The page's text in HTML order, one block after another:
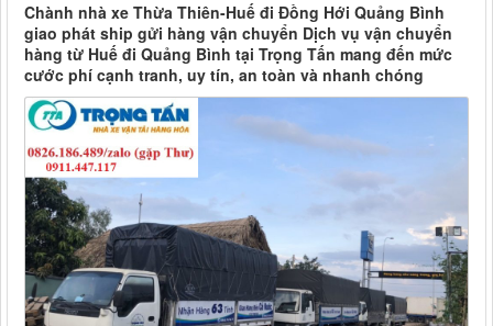
Chành nhà xe Thừa Thiên-Huế đi Đồng Hới Quảng Bình
giao phát ship gửi hàng vận chuyển Dịch vụ vận chuyển
hàng từ Huế đi Quảng Bình tại Trọng Tấn mang đến mức
cước phí cạnh tranh, uy tín, an toàn và nhanh chóng